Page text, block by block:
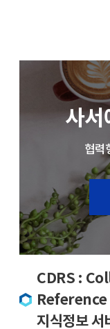
사서
협력
CDRS :
Reference
지식정보 서